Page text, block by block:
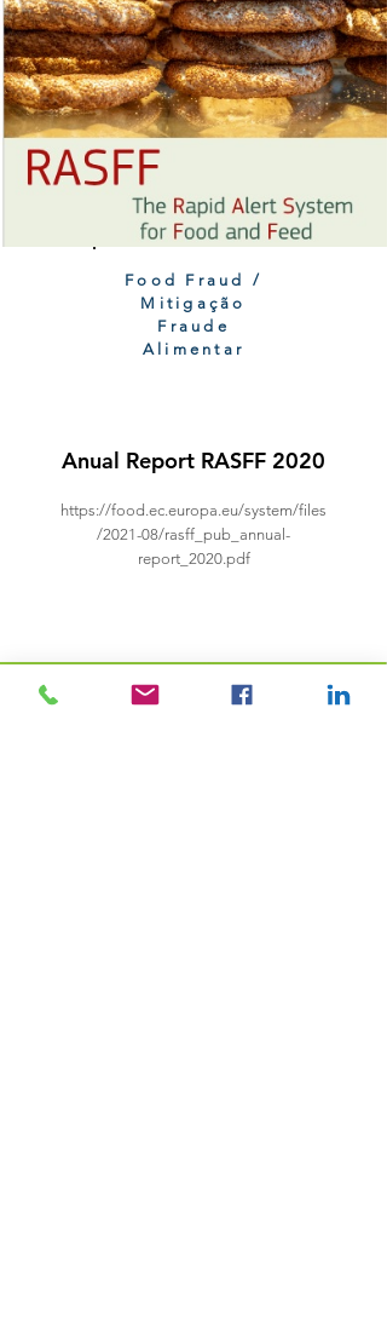
Food Fraud /
Mitigação
Fraude
Alimentar
Anual Report RASFF 2020
https://food.ec.europa.eu/system/files
/2021-08/rasff_pub_annual-
report_2020.pdf